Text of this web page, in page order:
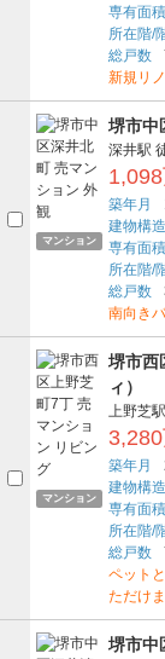
専有面積
所在階/
総戸数
新規リ
マンション
堺市中
深井駅
築年月
建物構造
専有面積
所在階/
総戸数
南向き
マンション
堺市西
ィ）
上野芝駅
築年月
建物構造
専有面積
所在階/
総戸数
ペット
ただけま
堺市中